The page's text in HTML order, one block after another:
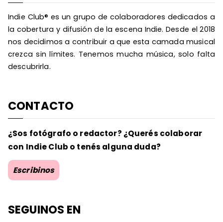
Indie Club® es un grupo de colaboradores dedicados a
la cobertura y difusión de la escena Indie. Desde el 2018
nos decidimos a contribuir a que esta camada musical
crezca sin límites. Tenemos mucha música, solo falta
descubrirla.
CONTACTO
¿Sos fotógrafo o redactor? ¿Querés colaborar
con Indie Club o tenés alguna duda?
Escribinos
SEGUINOS EN